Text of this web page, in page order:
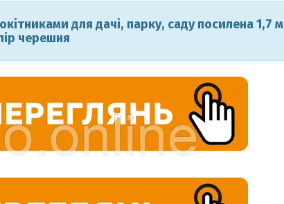
для дачі, парку, саду посилена 1,7 м
черешня